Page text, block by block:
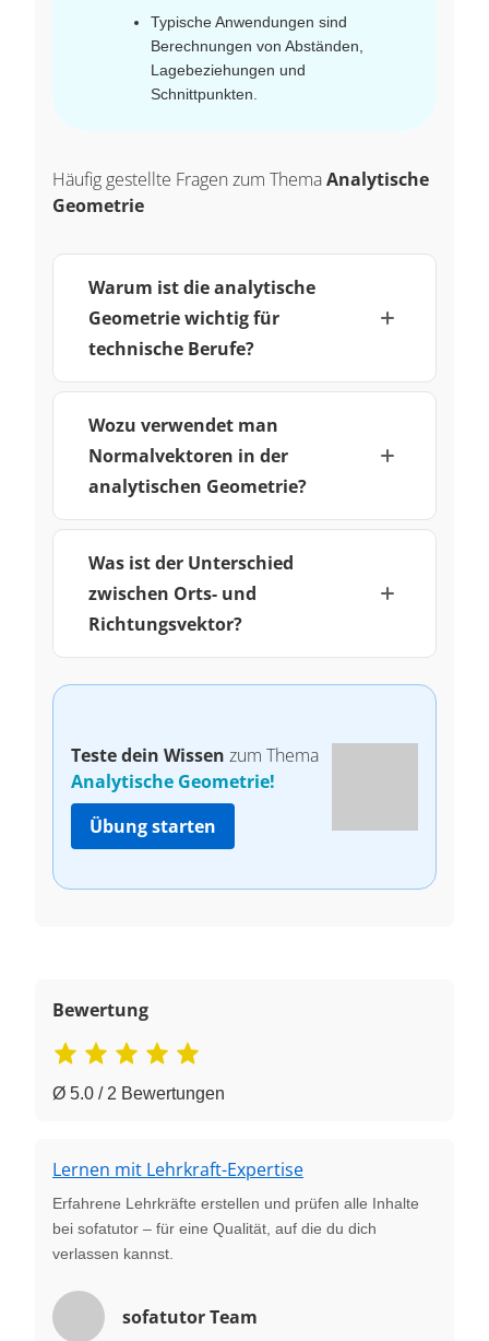
Typische Anwendungen sind
Berechnungen von Abständen,
Lagebeziehungen und
Schnittpunkten.
Häufig gestellte Fragen zum ThemaAnalytische
Geometrie
Warum ist die analytische
Geometrie wichtig für
technische Berufe?
Wozu verwendet man
Normalvektoren in der
analytischen Geometrie?
Was ist der Unterschied
zwischen Orts- und
Richtungsvektor?
Teste dein Wissen zum Thema
Analytische Geometrie!
Übung starten
Bewertung
Ø 5.0 / 2 Bewertungen
Lernen mit Lehrkraft-Expertise
Erfahrene Lehrkräfte erstellen und prüfen alle Inhalte
bei sofatutor – für eine Qualität, auf die du dich
verlassen kannst.
sofatutor Team